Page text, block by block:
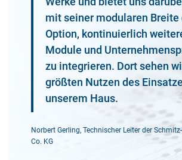
mit seiner modularen Breite
Option, kontinuierlich
Module und
zu integrieren. Dort sehen
größten Nutzen des
unserem Haus.
Norbert Gerling, Technischer Leiter der
Co. KG